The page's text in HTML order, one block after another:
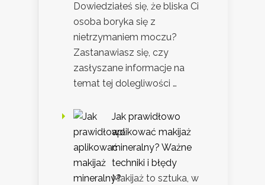
Dowiedziałeś się, że bliska Ci
osoba boryka się z
nietrzymaniem moczu?
Zastanawiasz się, czy
zasłyszane informacje na
temat tej dolegliwości …
Jak prawidłowo
aplikować makijaż
mineralny? Ważne
techniki i błędy
Makijaż to sztuka, w